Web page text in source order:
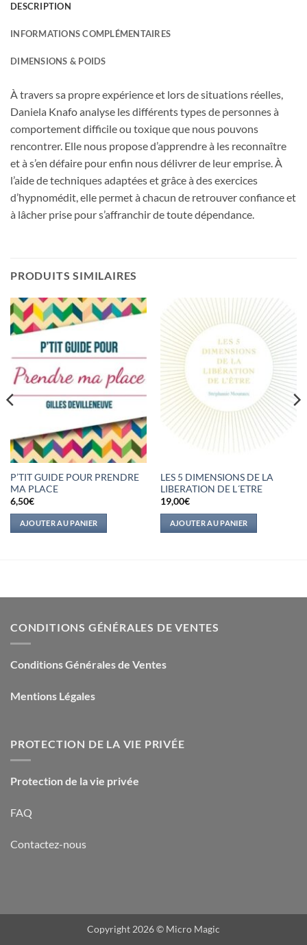
DESCRIPTION
INFORMATIONS COMPLÉMENTAIRES
DIMENSIONS & POIDS
À travers sa propre expérience et lors de situations réelles,
Daniela Knafo analyse les différents types de personnes à
comportement difficile ou toxique que nous pouvons
rencontrer. Elle nous propose d’apprendre à les reconnaître
et à s’en défaire pour enfin nous délivrer de leur emprise. À
l’aide de techniques adaptées et grâce à des exercices
d’hypnomédit, elle permet à chacun de retrouver confiance et
à lâcher prise pour s’affranchir de toute dépendance.
PRODUITS SIMILAIRES
P’TIT GUIDE POUR PRENDRE
MA PLACE
6,50€
AJOUTER AU PANIER
LES 5 DIMENSIONS DE LA
LIBERATION DE L´ETRE
19,00€
AJOUTER AU PANIER
CONDITIONS GÉNÉRALES DE VENTES
Conditions Générales de Ventes
Mentions Légales
PROTECTION DE LA VIE PRIVÉE
Protection de la vie privée
FAQ
Contactez-nous
Copyright 2026 © Micro Magic